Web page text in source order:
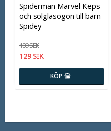
Spiderman Marvel Keps
och solglasögon till barn
Spidey
189 SEK
129 SEK
KÖP